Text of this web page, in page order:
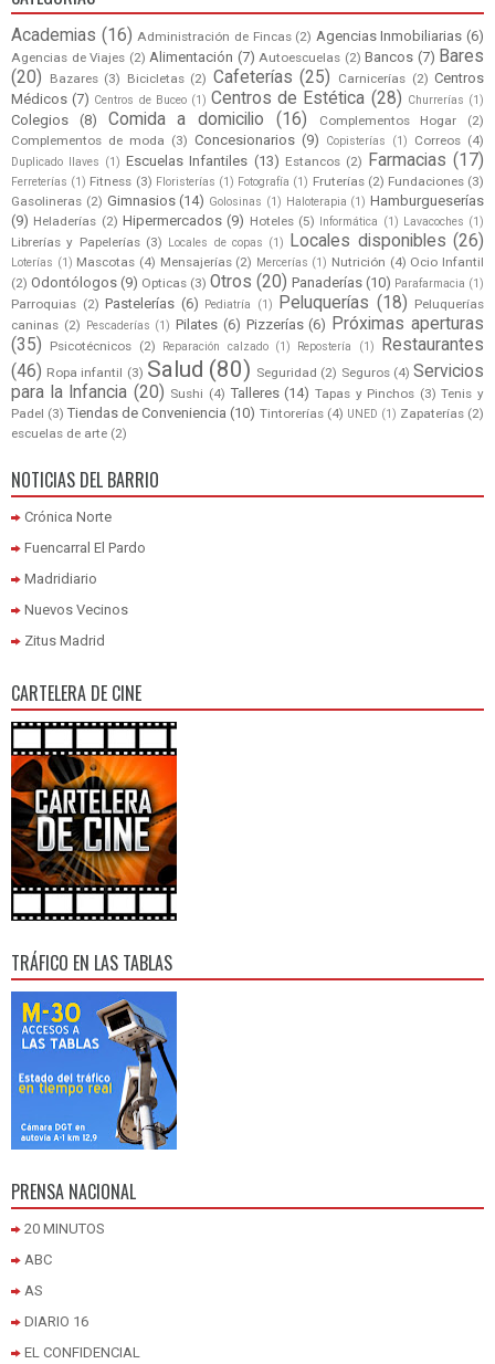
Academias (16) Administración de Fincas (2) Agencias Inmobiliarias (6)
Agencias de Viajes (2) Alimentación (7) Autoescuelas (2) Bancos (7) Bares
(20)
Bazares (3) Bicicletas (2) Cafeterías (25) Carnicerías (2) Centros
Médicos (7) Centros de Buceo (1) Centros de Estética (28) Churrerías (1)
Colegios (8) Comida a domicilio (16) Complementos Hogar
(2)
Complementos de moda (3) Concesionarios (9) Copisterías (1) Correos (4)
Duplicado llaves (1) Escuelas Infantiles (13) Estancos (2) Farmacias (17)
Ferreterías (1) Fitness (3) Floristerías (1) Fotografía (1) Fruterías (2) Fundaciones (3)
Gasolineras (2) Gimnasios (14) Golosinas (1) Haloterapia (1) Hamburgueserías
(9) Heladerías (2) Hipermercados (9) Hoteles (5) Informática (1) Lavacoches (1)
Librerías y Papelerías (3) Locales de copas (1) Locales disponibles (26)
Loterías (1) Mascotas (4) Mensajerías (2) Mercerías (1) Nutrición (4) Ocio Infantil
(2) Odontólogos (9) Opticas (3) Otros (20) Panaderías (10) Parafarmacia (1)
Parroquias (2) Pastelerías (6) Pediatría (1) Peluquerías (18) Peluquerías
caninas (2) Pescaderías (1) Pilates (6) Pizzerías (6) Próximas aperturas
(35)
Psicotécnicos (2) Reparación calzado (1) Repostería (1)
Restaurantes
(46) Ropa infantil (3) Salud (80) Seguridad (2) Seguros (4) Servicios
para la Infancia (20) Sushi (4) Talleres (14) Tapas y Pinchos (3) Tenis y
Padel (3) Tiendas de Conveniencia (10) Tintorerías (4) UNED (1) Zapaterías (2)
escuelas de arte (2)
NOTICIAS DEL BARRIO
Crónica Norte
Fuencarral El Pardo
Madridiario
Nuevos Vecinos
Zitus Madrid
CARTELERA DE CINE
TRÁFICO EN LAS TABLAS
PRENSA NACIONAL
20 MINUTOS
ABC
AS
DIARIO 16
EL CONFIDENCIAL